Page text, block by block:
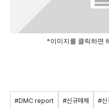
*이미지를 클릭하면
#DMC report #신규매체 #신